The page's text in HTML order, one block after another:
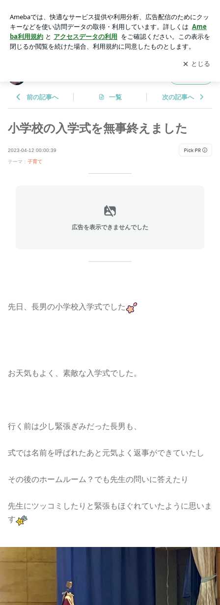
ログ
アプリをダウンロードして ブログの更新通知
を受け取りまし
ょう。
開く
前の記事へ 一覧 次の記事へ
小学校の入学式を無事終えました
2023-04-12 00:00:39
テーマ： 子育て
広告を表示できませんでした
先日、長男の小学校入学式でした
お天気もよく、素敵な入学式でした。
行く前は少し緊張ぎみだった長男も、
式では名前を呼ばれたあと元気よく返事ができていたし
その後のホームルーム？でも先生の問いに答えたり
先生にツッコミしたりと緊張もほぐれていたように思いま
す